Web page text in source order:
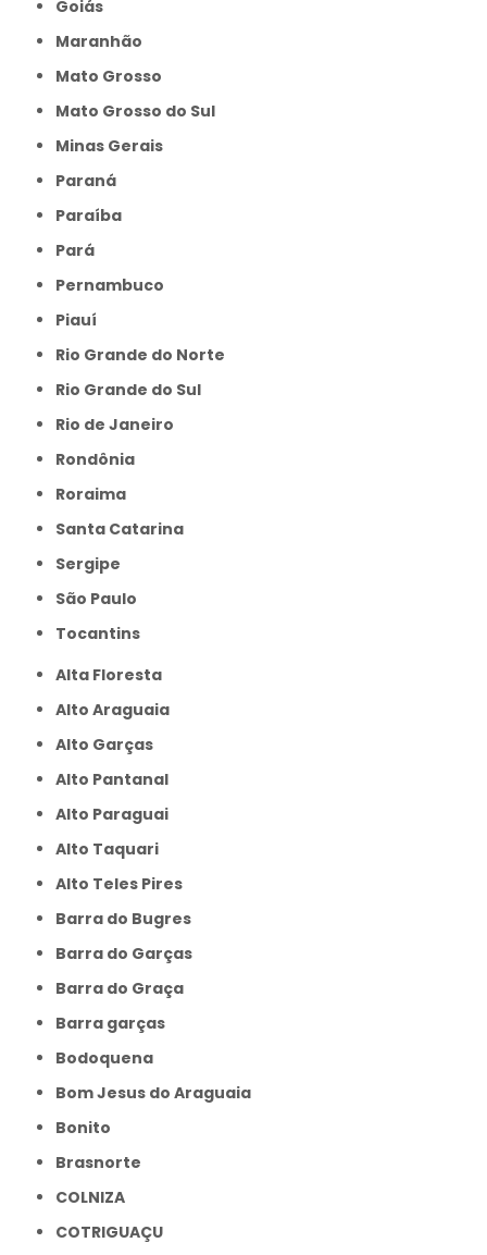
Goiás
Maranhão
Mato Grosso
Mato Grosso do Sul
Minas Gerais
Paraná
Paraíba
Pará
Pernambuco
Piauí
Rio Grande do Norte
Rio Grande do Sul
Rio de Janeiro
Rondônia
Roraima
Santa Catarina
Sergipe
São Paulo
Tocantins
Alta Floresta
Alto Araguaia
Alto Garças
Alto Pantanal
Alto Paraguai
Alto Taquari
Alto Teles Pires
Barra do Bugres
Barra do Garças
Barra do Graça
Barra garças
Bodoquena
Bom Jesus do Araguaia
Bonito
Brasnorte
COLNIZA
COTRIGUAÇU